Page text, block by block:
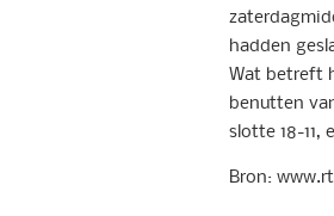
hadden
Wat betreft
benutten
slotte 18-11,
Bron: